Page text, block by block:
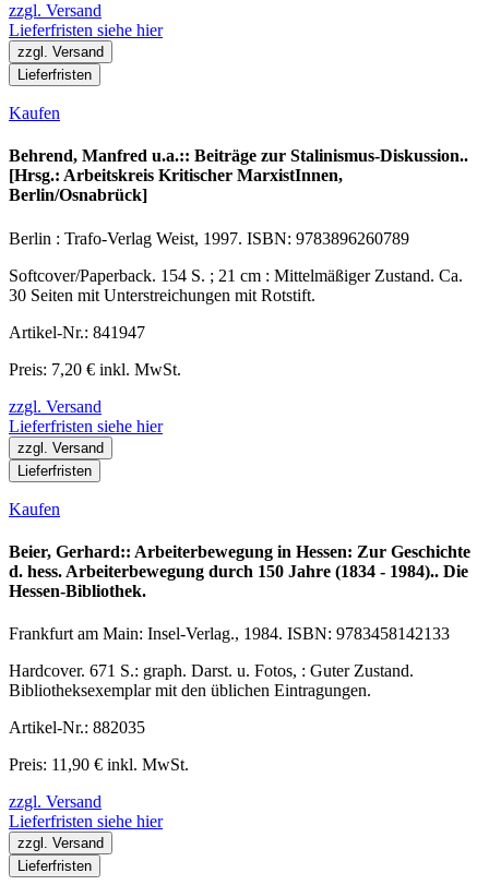
zzgl. Versand
Lieferfristen siehe hier
zzgl. Versand
Lieferfristen
Kaufen
Behrend, Manfred u.a.:: Beiträge zur Stalinismus-Diskussion..
[Hrsg.: Arbeitskreis Kritischer MarxistInnen,
Berlin/Osnabrück]
Berlin : Trafo-Verlag Weist, 1997. ISBN: 9783896260789
Softcover/Paperback. 154 S. ; 21 cm : Mittelmäßiger Zustand. Ca.
30 Seiten mit Unterstreichungen mit Rotstift.
Artikel-Nr.: 841947
Preis: 7,20 € inkl. MwSt.
zzgl. Versand
Lieferfristen siehe hier
zzgl. Versand
Lieferfristen
Kaufen
Beier, Gerhard:: Arbeiterbewegung in Hessen: Zur Geschichte
d. hess. Arbeiterbewegung durch 150 Jahre (1834 - 1984).. Die
Hessen-Bibliothek.
Frankfurt am Main: Insel-Verlag., 1984. ISBN: 9783458142133
Hardcover. 671 S.: graph. Darst. u. Fotos, : Guter Zustand.
Bibliotheksexemplar mit den üblichen Eintragungen.
Artikel-Nr.: 882035
Preis: 11,90 € inkl. MwSt.
zzgl. Versand
Lieferfristen siehe hier
zzgl. Versand
Lieferfristen